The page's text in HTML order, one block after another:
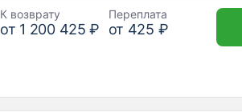
К возврату
от 1 200 425 ₽
Переплата
от 425 ₽